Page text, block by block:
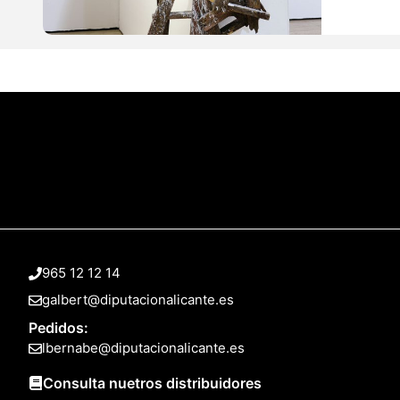
965 12 12 14
galbert@diputacionalicante.es
Pedidos:
lbernabe@diputacionalicante.es
Consulta nuetros distribuidores